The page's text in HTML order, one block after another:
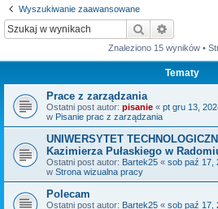
Wyszukiwanie zaawansowane
Szukaj
Znaleziono 15 wyników •
Tematy
Prace z zarządzania
Ostatni post autor: pisanie « pt gru 13,
w Pisanie prac z zarządzania
UNIWERSYTET
Kazimierza Pułaskiego w
Ostatni post autor: Bartek25 « sob paź 17,
w Strona wizualna pracy
Polecam
Ostatni post autor: Bartek25 « sob paź 17,